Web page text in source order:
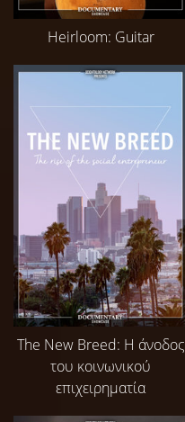
Heirloom: Guitar
The New Breed: Η άνοδος
του κοινωνικού
επιχειρηματία